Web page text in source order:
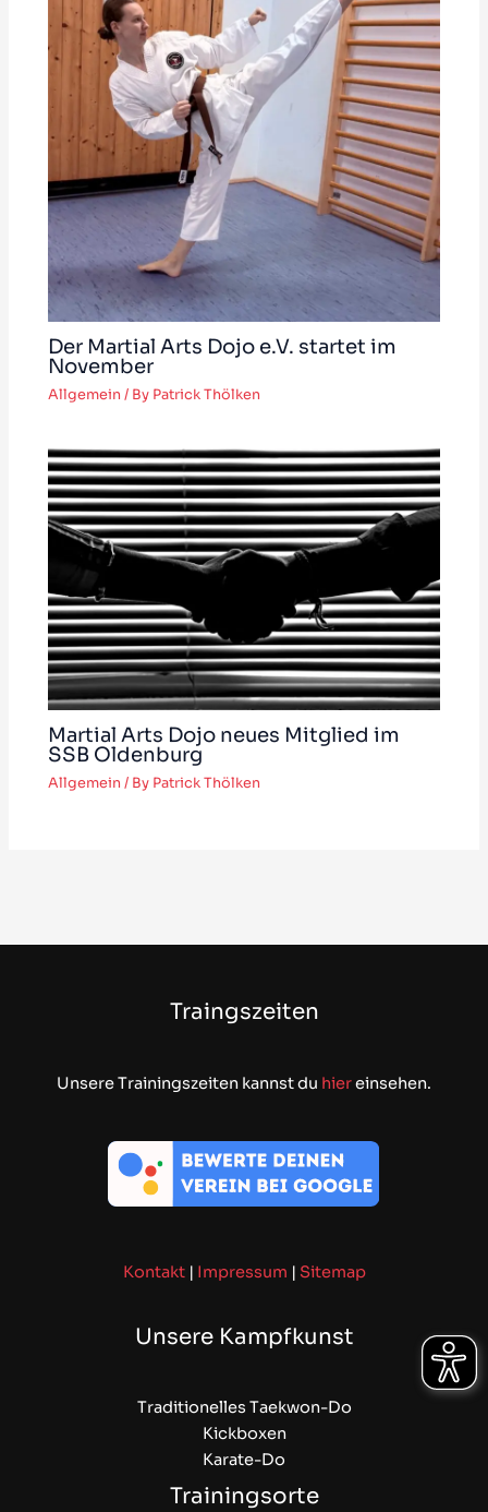
Der Martial Arts Dojo e.V. startet im
November
Allgemein / By Patrick Thölken
Martial Arts Dojo neues Mitglied im
SSB Oldenburg
Allgemein / By Patrick Thölken
Traingszeiten
Unsere Trainingszeiten kannst du hiereinsehen.
Kontakt | Impressum | Sitemap
Unsere Kampfkunst
Traditionelles Taekwon-Do
Kickboxen
Karate-Do
Trainingsorte